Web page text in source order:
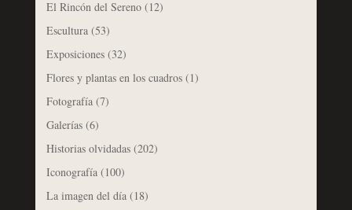
El Rincón del Sereno(12)
Escultura(53)
Exposiciones(32)
Flores y plantas en los cuadros(1)
Fotografía(7)
Galerías(6)
Historias olvidadas(202)
Iconografía(100)
La imagen del día(18)